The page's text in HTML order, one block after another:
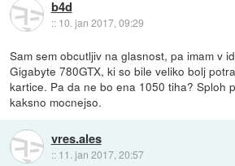
b4d
:: 10. jan 2017, 09:29
Sam sem obcutljiv na glasnost, pa imam v
Gigabyte 780GTX, ki so bile veliko bolj
kartice. Pa da ne bo ena 1050 tiha? Sploh
kaksno mocnejso.
vres.ales
:: 11. jan 2017, 20:57